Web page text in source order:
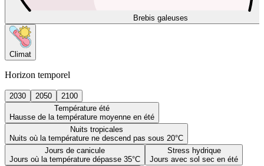
Brebis galeuses
Climat
Horizon temporel
2030 2050
2100
Température été
Hausse de la température moyenne en été
Nuits tropicales
Nuits où la température ne descend pas sous 20°C
Jours de canicule
Jours où la température dépasse 35°C
Stress hydrique
Jours avec sol sec en été